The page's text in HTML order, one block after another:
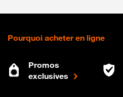
Pourquoi acheter en ligne
Promos
exclusives